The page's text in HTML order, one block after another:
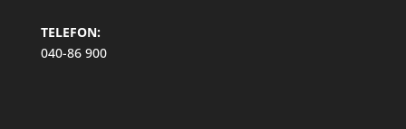
TELEFON:
040-86 900